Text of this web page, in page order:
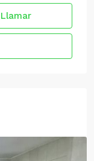
Llamar